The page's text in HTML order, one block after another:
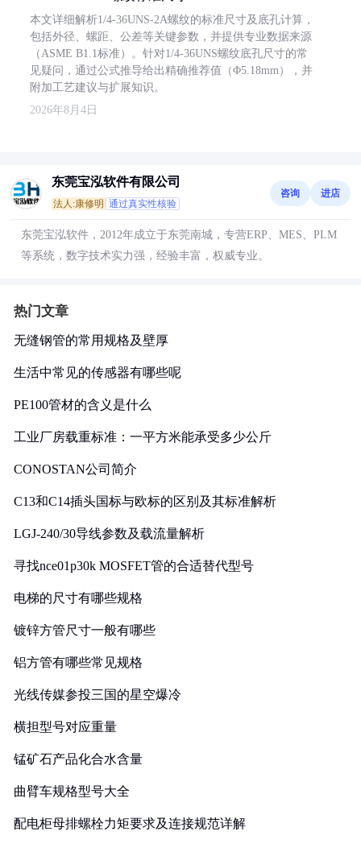
本文详细解析1/4-36UNS-2A螺纹的标准尺寸及底孔计算，
包括外径、螺距、公差等关键参数，并提供专业数据来源
（ASME B1.1标准）。针对1/4-36UNS螺纹底孔尺寸的常
见疑问，通过公式推导给出精确推荐值（Φ5.18mm），并
附加工艺建议与扩展知识。
2026年8月4日
东莞宝泓软件有限公司
法人:康修明 通过真实性核验
咨询 进店
东莞宝泓软件，2012年成立于东莞南城，专营ERP、MES、PLM
等系统，数字技术实力强，经验丰富，权威专业。
热门文章
无缝钢管的常用规格及壁厚
生活中常见的传感器有哪些呢
PE100管材的含义是什么
工业厂房载重标准：一平方米能承受多少公斤
CONOSTAN公司简介
C13和C14插头国标与欧标的区别及其标准解析
LGJ-240/30导线参数及载流量解析
寻找nce01p30k MOSFET管的合适替代型号
电梯的尺寸有哪些规格
镀锌方管尺寸一般有哪些
铝方管有哪些常见规格
光线传媒参投三国的星空爆冷
横担型号对应重量
锰矿石产品化合水含量
曲臂车规格型号大全
配电柜母排螺栓力矩要求及连接规范详解